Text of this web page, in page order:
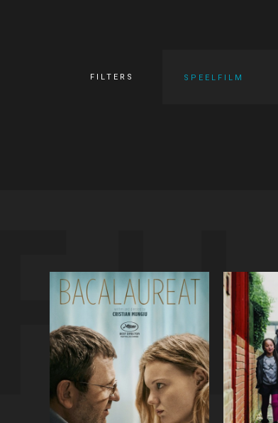
FILTERS SPEELFILM